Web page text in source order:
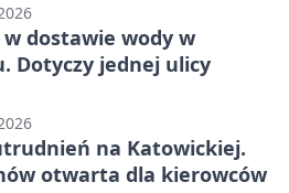
w dostawie wody w
Dotyczy jednej ulicy
na Katowickiej.
otwarta dla kierowców